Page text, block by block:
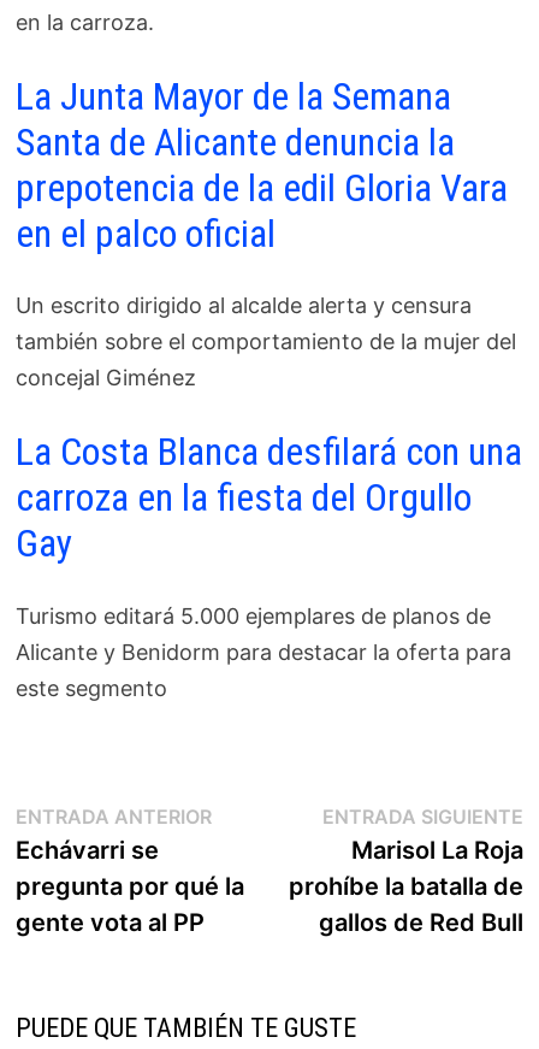
en la carroza.
La Junta Mayor de la Semana
Santa de Alicante denuncia la
prepotencia de la edil Gloria Vara
en el palco oficial
Un escrito dirigido al alcalde alerta y censura
también sobre el comportamiento de la mujer del
concejal Giménez
La Costa Blanca desfilará con una
carroza en la fiesta del Orgullo
Gay
Turismo editará 5.000 ejemplares de planos de
Alicante y Benidorm para destacar la oferta para
este segmento
Navegación
de
entradas
ENTRADA ANTERIOREntrada
Echávarri se
pregunta por qué la
gente vota al PP
ENTRADA SIGUIENTE
Marisol La Roja
prohíbe la batalla de
gallos de Red Bull
PUEDE QUE TAMBIÉN TE GUSTE